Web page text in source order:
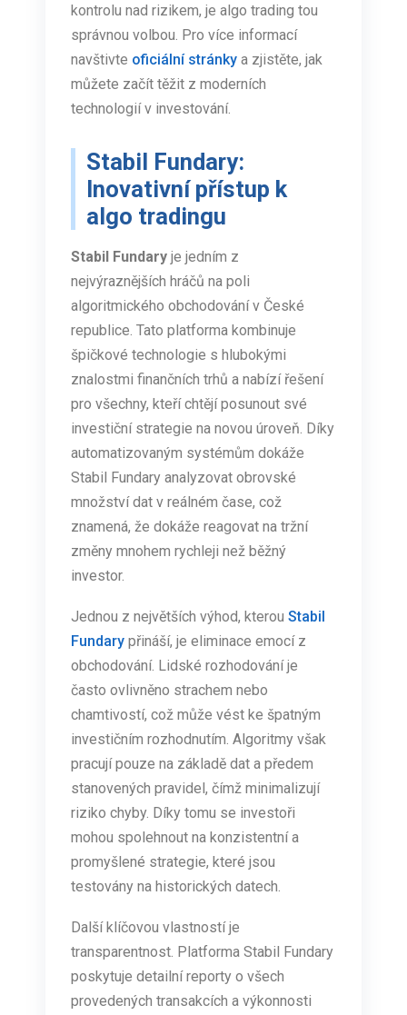
kontrolu nad rizikem, je algo trading tou
správnou volbou. Pro více informací
navštivte oficiální stránky a zjistěte, jak
můžete začít těžit z moderních
technologií v investování.
Stabil Fundary:
Inovativní přístup k
algo tradingu
Stabil Fundary je jedním z
nejvýraznějších hráčů na poli
algoritmického obchodování v České
republice. Tato platforma kombinuje
špičkové technologie s hlubokými
znalostmi finančních trhů a nabízí řešení
pro všechny, kteří chtějí posunout své
investiční strategie na novou úroveň. Díky
automatizovaným systémům dokáže
Stabil Fundary analyzovat obrovské
množství dat v reálném čase, což
znamená, že dokáže reagovat na tržní
změny mnohem rychleji než běžný
investor.
Jednou z největších výhod, kterou Stabil
Fundary přináší, je eliminace emocí z
obchodování. Lidské rozhodování je
často ovlivněno strachem nebo
chamtivostí, což může vést ke špatným
investičním rozhodnutím. Algoritmy však
pracují pouze na základě dat a předem
stanovených pravidel, čímž minimalizují
riziko chyby. Díky tomu se investoři
mohou spolehnout na konzistentní a
promyšlené strategie, které jsou
testovány na historických datech.
Další klíčovou vlastností je
transparentnost. Platforma Stabil Fundary
poskytuje detailní reporty o všech
provedených transakcích a výkonnosti